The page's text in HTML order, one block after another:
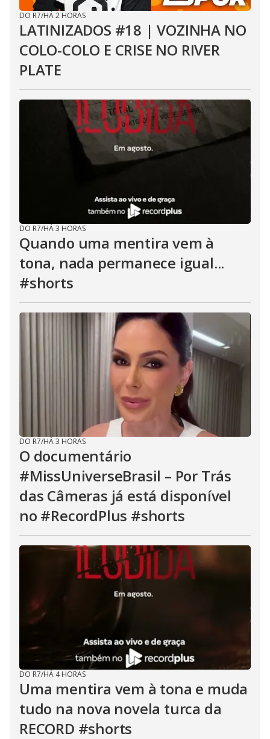
DO R7/HÁ 2 HORAS
LATINIZADOS #18 | VOZINHA NO
COLO-COLO E CRISE NO RIVER
PLATE
DO R7/HÁ 3 HORAS
Quando uma mentira vem à
tona, nada permanece igual...
#shorts
DO R7/HÁ 3 HORAS
O documentário
#MissUniverseBrasil – Por Trás
das Câmeras já está disponível
no #RecordPlus #shorts
DO R7/HÁ 4 HORAS
Uma mentira vem à tona e muda
tudo na nova novela turca da
RECORD #shorts